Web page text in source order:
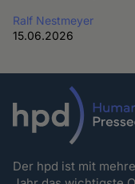
Ralf Nestmeyer
15.06.2026
Der hpd ist mit